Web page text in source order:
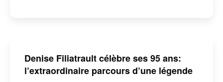
Denise Filiatrault célèbre ses 95 ans:
l’extraordinaire parcours d’une légende